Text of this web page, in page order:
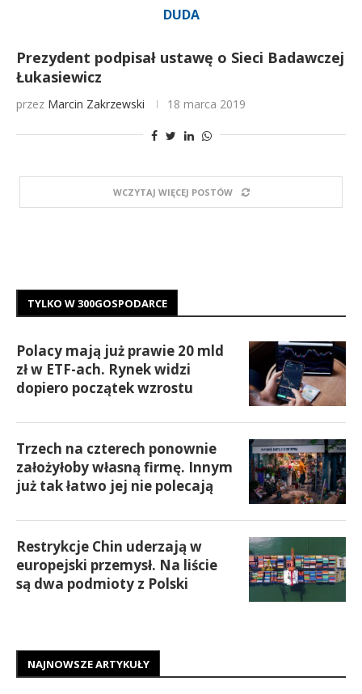
DUDA
Prezydent podpisał ustawę o Sieci Badawczej
Łukasiewicz
przez Marcin Zakrzewski 18 marca 2019
WCZYTAJ WIĘCEJ POSTÓW
TYLKO W 300GOSPODARCE
Polacy mają już prawie 20 mld
zł w ETF-ach. Rynek widzi
dopiero początek wzrostu
Trzech na czterech ponownie
założyłoby własną firmę. Innym
już tak łatwo jej nie polecają
Restrykcje Chin uderzają w
europejski przemysł. Na liście
są dwa podmioty z Polski
NAJNOWSZE ARTYKUŁY